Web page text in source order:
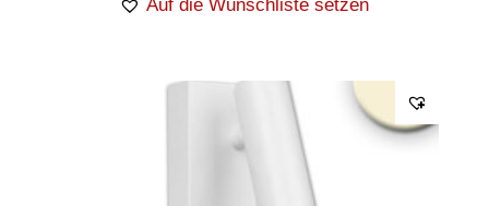
Auf die Wunschliste setzen